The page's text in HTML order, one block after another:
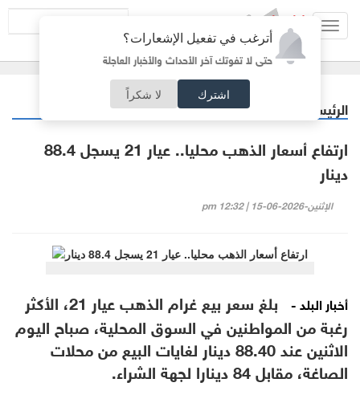
أترغب في تفعيل الإشعارات؟
حتى لا تفوتك آخر الأحداث والأخبار العاجلة
اشترك لا شكراً
الرئيسية
ارتفاع أسعار الذهب محليا.. عيار 21 يسجل 88.4
دينار
الإثنين-2026-06-15 | 12:32 pm
أخبار البلد -
بلغ سعر بيع غرام الذهب عيار 21، الأكثر
رغبة من المواطنين في السوق المحلية، صباح اليوم
الاثنين عند 88.40 دينار لغايات البيع من محلات
الصاغة، مقابل 84 دينارا لجهة الشراء.